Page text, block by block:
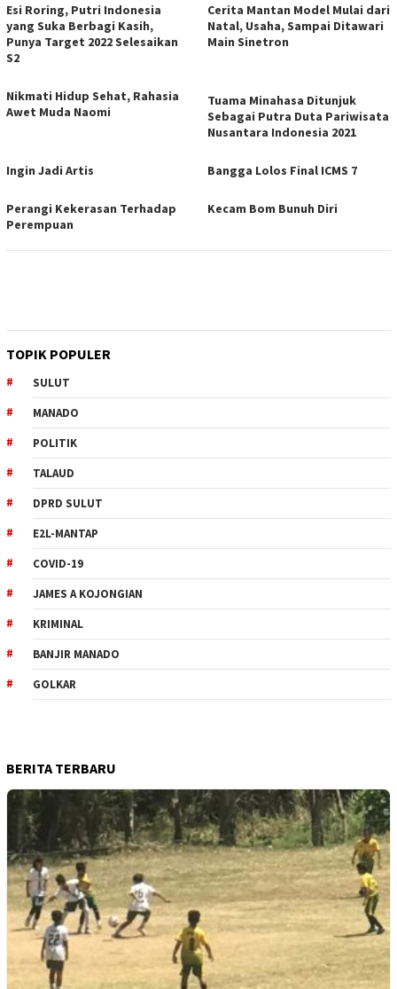
Esi Roring, Putri Indonesia
yang Suka Berbagi Kasih,
Punya Target 2022 Selesaikan
S2
Cerita Mantan Model Mulai dari
Natal, Usaha, Sampai Ditawari
Main Sinetron
Nikmati Hidup Sehat, Rahasia
Awet Muda Naomi
Tuama Minahasa Ditunjuk
Sebagai Putra Duta Pariwisata
Nusantara Indonesia 2021
Ingin Jadi Artis Bangga Lolos Final ICMS 7
Perangi Kekerasan Terhadap
Perempuan
Kecam Bom Bunuh Diri
TOPIK POPULER
SULUT
MANADO
POLITIK
TALAUD
DPRD SULUT
E2L-MANTAP
COVID-19
JAMES A KOJONGIAN
KRIMINAL
BANJIR MANADO
GOLKAR
BERITA TERBARU